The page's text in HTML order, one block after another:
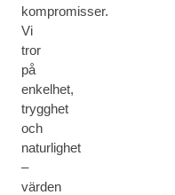
kompromisser.
Vi
tror
på
enkelhet,
trygghet
och
naturlighet
–
värden